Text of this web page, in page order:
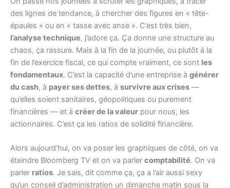
des lignes de tendance, à chercher des figures en « tête-
épaules » ou en « tasse avec anse ». C’est très bien,
l’analyse technique, j’adore ça. Ça donne une structure au
chaos, ça rassure. Mais à la fin de la journée, ou plutôt à la
fin de l’exercice fiscal, ce qui compte vraiment, ce sont les
fondamentaux. C’est la capacité d’une entreprise à générer
du cash, à payer ses dettes, à survivre aux crises —
qu’elles soient sanitaires, géopolitiques ou purement
financières — et à créer de la valeur pour nous, les
actionnaires. C’est ça les ratios de solidité financière.
Alors aujourd’hui, on va poser les graphiques de côté, on va
éteindre Bloomberg TV et on va parler comptabilité. On va
parler ratios. Je sais, dit comme ça, ça a l’air aussi sexy
qu’un conseil d’administration un dimanche matin sous la